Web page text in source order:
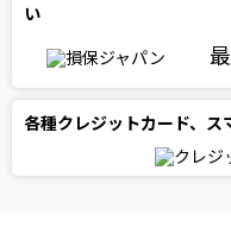
い
各種クレジットカード、